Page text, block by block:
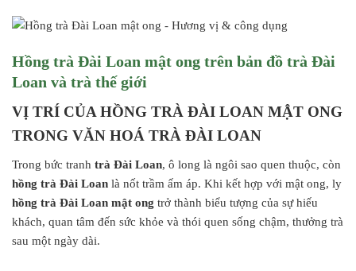
Hồng trà Đài Loan mật ong trên bản đồ trà Đài
Loan và trà thế giới
VỊ TRÍ CỦA HỒNG TRÀ ĐÀI LOAN MẬT ONG
TRONG VĂN HOÁ TRÀ ĐÀI LOAN
Trong bức tranh trà Đài Loan, ô long là ngôi sao quen thuộc, còn
hồng trà Đài Loan là nốt trầm ấm áp. Khi kết hợp với mật ong, ly
hồng trà Đài Loan mật ong trở thành biểu tượng của sự hiếu
khách, quan tâm đến sức khỏe và thói quen sống chậm, thưởng trà
sau một ngày dài.